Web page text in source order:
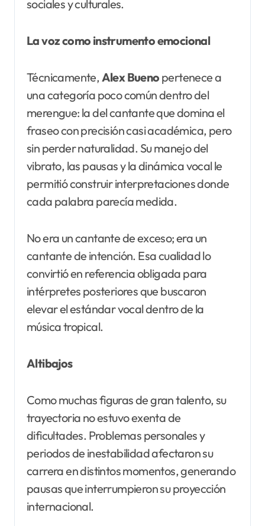
sociales y culturales.
La voz como instrumento emocional
Técnicamente, Alex Bueno pertenece a
una categoría poco común dentro del
merengue: la del cantante que domina el
fraseo con precisión casi académica, pero
sin perder naturalidad. Su manejo del
vibrato, las pausas y la dinámica vocal le
permitió construir interpretaciones donde
cada palabra parecía medida.
No era un cantante de exceso; era un
cantante de intención. Esa cualidad lo
convirtió en referencia obligada para
intérpretes posteriores que buscaron
elevar el estándar vocal dentro de la
música tropical.
Altibajos
Como muchas figuras de gran talento, su
trayectoria no estuvo exenta de
dificultades. Problemas personales y
periodos de inestabilidad afectaron su
carrera en distintos momentos, generando
pausas que interrumpieron su proyección
internacional.